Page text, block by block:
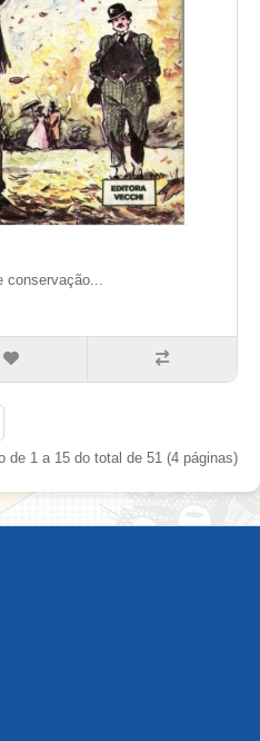
conservação...
de 1 a 15 do total de 51 (4 páginas)